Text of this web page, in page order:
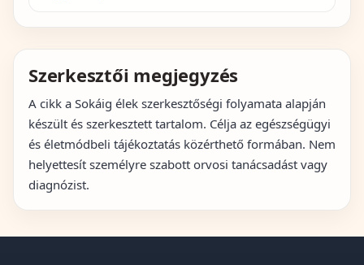
Szerkesztői megjegyzés
A cikk a Sokáig élek szerkesztőségi folyamata alapján
készült és szerkesztett tartalom. Célja az egészségügyi
és életmódbeli tájékoztatás közérthető formában. Nem
helyettesít személyre szabott orvosi tanácsadást vagy
diagnózist.